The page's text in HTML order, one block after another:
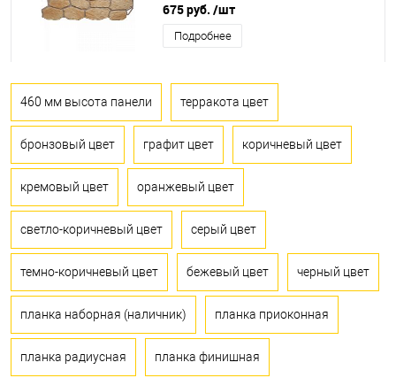
675 руб. /шт
Подробнее
460 мм высота панели терракота цвет
бронзовый цвет графит цвет коричневый цвет
кремовый цвет оранжевый цвет
светло-коричневый цвет серый цвет
темно-коричневый цвет бежевый цвет черный цвет
планка наборная (наличник) планка приоконная
планка радиусная планка финишная